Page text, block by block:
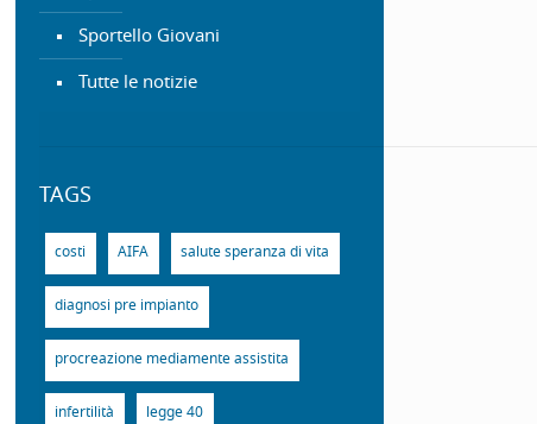
Sportello Giovani
Tutte le notizie
TAGS
costi AIFA salute speranza di vita
diagnosi pre impianto
procreazione mediamente assistita
infertilità legge 40